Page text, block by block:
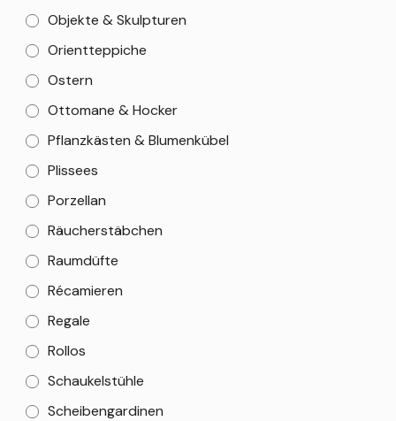
Objekte & Skulpturen
Orientteppiche
Ostern
Ottomane & Hocker
Pflanzkästen & Blumenkübel
Plissees
Porzellan
Räucherstäbchen
Raumdüfte
Récamieren
Regale
Rollos
Schaukelstühle
Scheibengardinen